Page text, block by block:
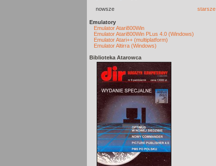
nowsze starsze
Emulatory
Emulator Atari800Win
Emulator Atari800Win PLus 4.0 (Windows)
Emulator Atari++ (multiplatform)
Emulator Altirra (Windows)
Biblioteka Atarowca